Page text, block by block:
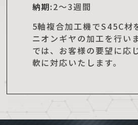
納期:2～3週間
5軸複合加工機でS45C材
ニオンギヤの加工を行い
では、お客様の要望に応
軟に対応いたします。